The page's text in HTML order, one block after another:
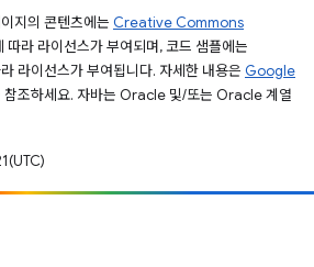
지의 콘텐츠에는 Creative Commons
따라 라이선스가 부여되며, 코드 샘플에는
라이선스가 부여됩니다. 자세한 내용은 Google
참조하세요. 자바는 Oracle 및/또는 Oracle 계열